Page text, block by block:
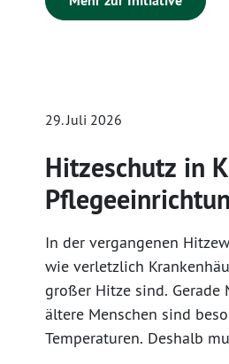
Solarenergie unter
29. Juli 2026
Hitzeschutz in
In der vergangenen
wie verletzlich
großer Hitze sind. Gerade
ältere Menschen sind
Temperaturen. Deshalb